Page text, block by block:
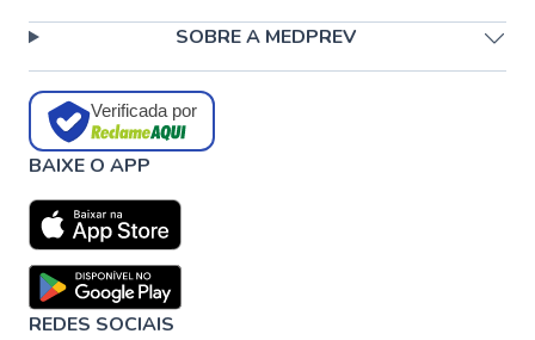
SOBRE A MEDPREV
Verificada por
BAIXE O APP
REDES SOCIAIS